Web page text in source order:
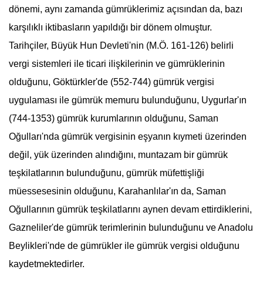
dönemi, aynı zamanda gümrüklerimiz açısından da, bazı
karşılıklı iktibasların yapıldığı bir dönem olmuştur.
Tarihçiler, Büyük Hun Devleti'nin (M.Ö. 161-126) belirli
vergi sistemleri ile ticari ilişkilerinin ve gümrüklerinin
olduğunu, Göktürkler'de (552-744) gümrükvergisi
uygulaması ile gümrükmemuru bulunduğunu, Uygurlar'ın
(744-1353) gümrükkurumlarının olduğunu, Saman
Oğulları'nda gümrükvergisinin eşyanın kıymeti üzerinden
değil, yük üzerinden alındığını, muntazam bir gümrük
teşkilatlarının bulunduğunu, gümrükmüfettişliği
müessesesinin olduğunu, Karahanlılar'ın da, Saman
Oğullarının gümrükteşkilatlarını aynen devam ettirdiklerini,
Gazneliler'de gümrükterimlerinin bulunduğunu ve Anadolu
Beylikleri'nde de gümrükler ile gümrükvergisi olduğunu
kaydetmektedirler.